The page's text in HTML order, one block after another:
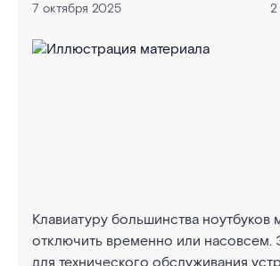
7 октября 2025 2
Клавиатуру большинства ноутбуков
отключить временно или насовсем.